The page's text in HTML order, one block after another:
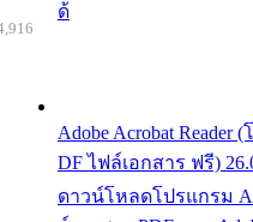
ด้
Adobe Acrobat
DF ไฟล์เอกสาร ฟรี)
ดาวน์โหลดโปรแกรม